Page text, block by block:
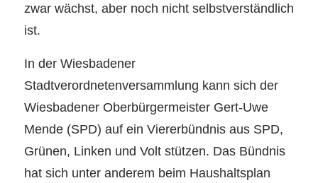
zwar wächst, aber noch nicht selbstverständlich
ist.
In der Wiesbadener
Stadtverordnetenversammlung kann sich der
Wiesbadener Oberbürgermeister Gert-Uwe
Mende (SPD) auf ein Viererbündnis aus SPD,
Grünen, Linken und Volt stützen. Das Bündnis
hat sich unter anderem beim Haushaltsplan